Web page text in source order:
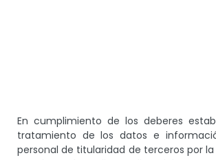
En cumplimiento de los deberes
tratamiento de los datos e
personal de titularidad de terceros por la